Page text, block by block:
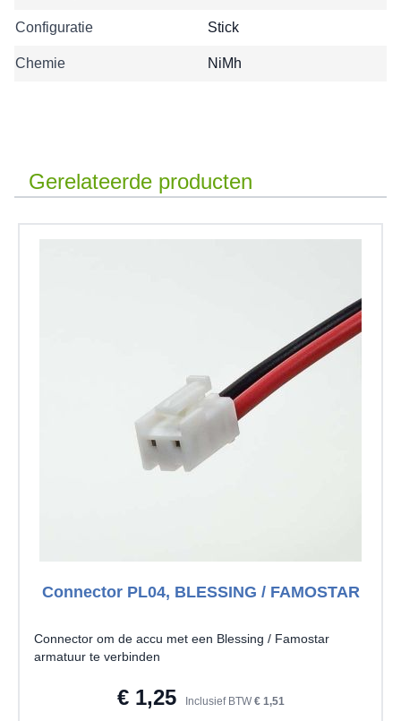
Configuratie Stick
Chemie NiMh
Gerelateerde producten
Connector PL04, BLESSING / FAMOSTAR
Connector om de accu met een Blessing / Famostar
armatuur te verbinden
€ 1,25 Inclusief BTW € 1,51